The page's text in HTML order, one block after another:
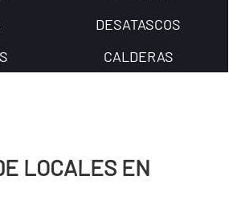
DESATASCOS
CALDERAS
LOCALES EN